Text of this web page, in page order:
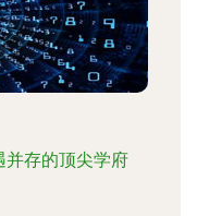
并存的顶尖学府